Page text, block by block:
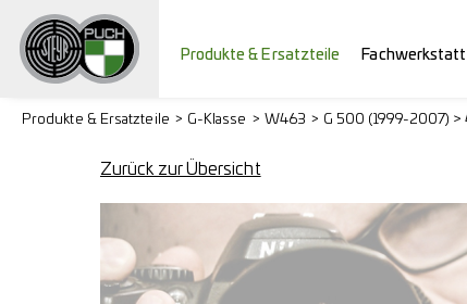
Produkte & Ersatzteile
Produkte & Ersatzteile G-Klasse W463 G 500 (1999-2007) >
Zurück zur Übersicht